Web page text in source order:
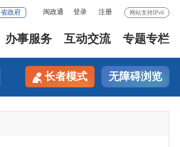
网站支持IPv6
闽政通 登录 注册
省政府
办事服务 互动交流 专题专栏
长者模式 无障碍浏览